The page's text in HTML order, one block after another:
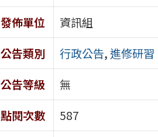
發佈單位
資訊組
公告類別
行政公告,進修研習
公告等級
無
點閱次數
587